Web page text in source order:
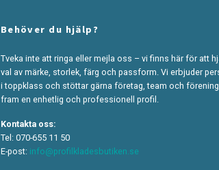
Behöver du hjälp?
Tveka inte att ringa eller mejla oss – vi finns här för att
val av märke, storlek, färg och passform. Vi erbjuder
i toppklass och stöttar gärna företag, team och
fram en enhetlig och professionell profil.
Kontakta oss:
Tel: 070-655 11 50
E-post: info@profilkladesbutiken.se